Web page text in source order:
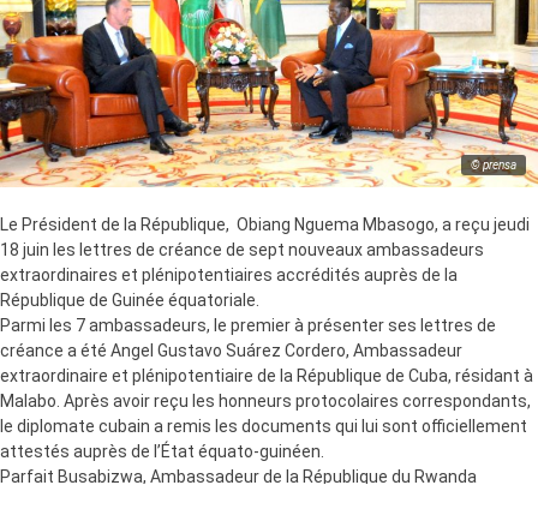
© prensa
Le Président de la République, Obiang Nguema Mbasogo, a reçu jeudi
18 juin les lettres de créance de sept nouveaux ambassadeurs
extraordinaires et plénipotentiaires accrédités auprès de la
République de Guinée équatoriale.
Parmi les 7 ambassadeurs, le premier à présenter ses lettres de
créance a été Angel Gustavo Suárez Cordero, Ambassadeur
extraordinaire et plénipotentiaire de la République de Cuba, résidant à
Malabo. Après avoir reçu les honneurs protocolaires correspondants,
le diplomate cubain a remis les documents qui lui sont officiellement
attestés auprès de l’État équato-guinéen.
Parfait Busabizwa, Ambassadeur de la République du Rwanda